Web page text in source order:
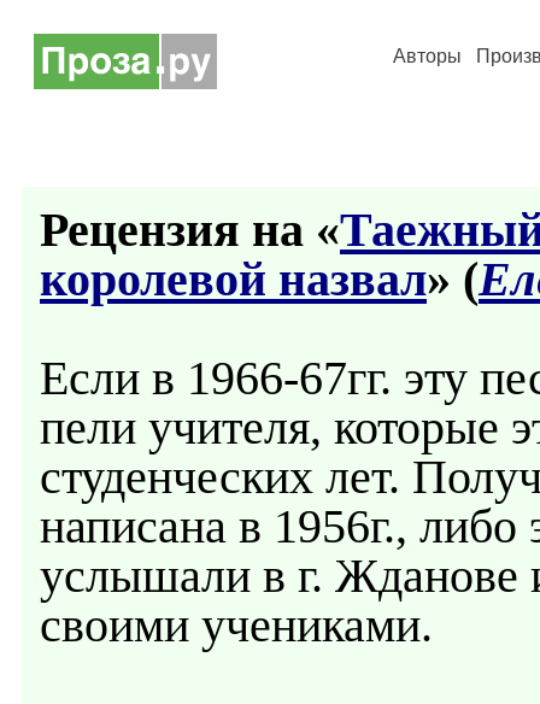
Авторы
Рецензия на «
королевой назвал» (
Если в 1966-67гг. эту
пели учителя, которые
студенческих лет.
написана в 1956г., либо
услышали в г. Жданове
своими учениками.